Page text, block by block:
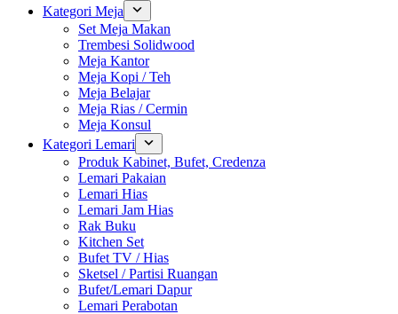
Kategori Meja
Set Meja Makan
Trembesi Solidwood
Meja Kantor
Meja Kopi / Teh
Meja Belajar
Meja Rias / Cermin
Meja Konsul
Kategori Lemari
Produk Kabinet, Bufet, Credenza
Lemari Pakaian
Lemari Hias
Lemari Jam Hias
Rak Buku
Kitchen Set
Bufet TV / Hias
Sketsel / Partisi Ruangan
Bufet/Lemari Dapur
Lemari Perabotan